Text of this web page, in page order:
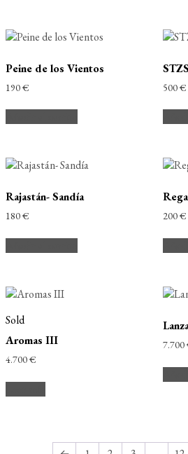
Peine de los Vientos
190€ 500€
Rajastán- Sandía
180€ 200€
Sold
Aromas III
4.700€
7.700